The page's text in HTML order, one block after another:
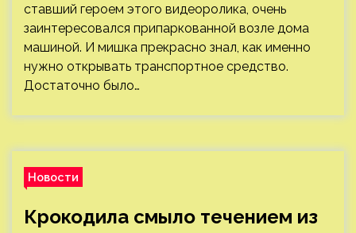
ставший героем этого видеоролика, очень
заинтересовался припаркованной возле дома
машиной. И мишка прекрасно знал, как именно
нужно открывать транспортное средство.
Достаточно было…
Новости
Крокодила смыло течением из